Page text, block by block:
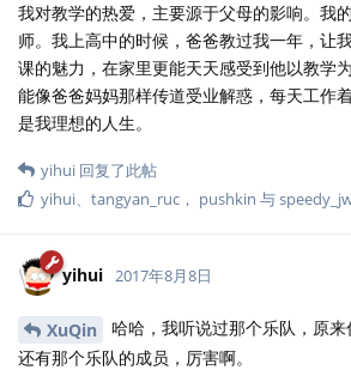
我对教学的热爱，主要源于父母的影响。我
师。我上高中的时候，爸爸教过我一年，让
课的魅力，在家里更能天天感受到他以教学
能像爸爸妈妈那样传道受业解惑，每天工
是我理想的人生。
yihui 回复了此帖
yihui、 tangyan_ruc ， pushkin 与
yihui 2017年8月8日
XuQin
哈哈，我听说过那个乐队，原
还有那个乐队的成员，厉害啊。